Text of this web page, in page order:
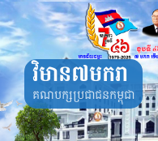
Skip
to
content
វិមាន៧មករា
គណបក្សប្រជាជនកម្ពុជា